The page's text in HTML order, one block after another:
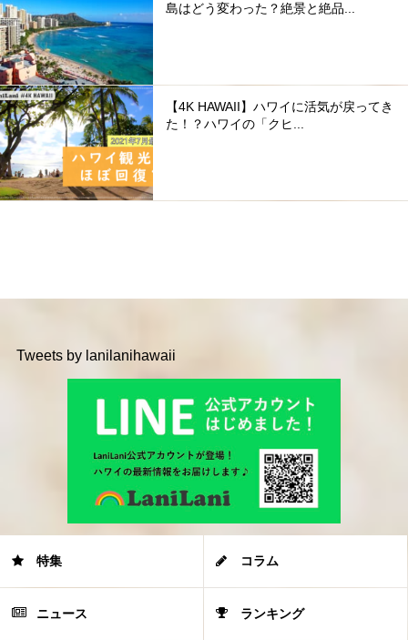
島はどう変わった？絶景と絶品...
【4K HAWAII】ハワイに活気が戻ってき
た！？ハワイの「クヒ...
Tweets by lanilanihawaii
特集 コラム
ニュース ランキング